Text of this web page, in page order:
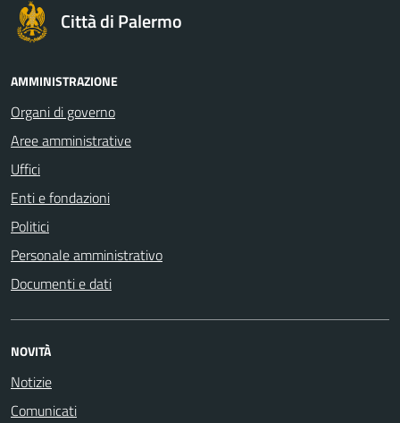
Città di Palermo
AMMINISTRAZIONE
Organi di governo
Aree amministrative
Uffici
Enti e fondazioni
Politici
Personale amministrativo
Documenti e dati
NOVITÀ
Notizie
Comunicati